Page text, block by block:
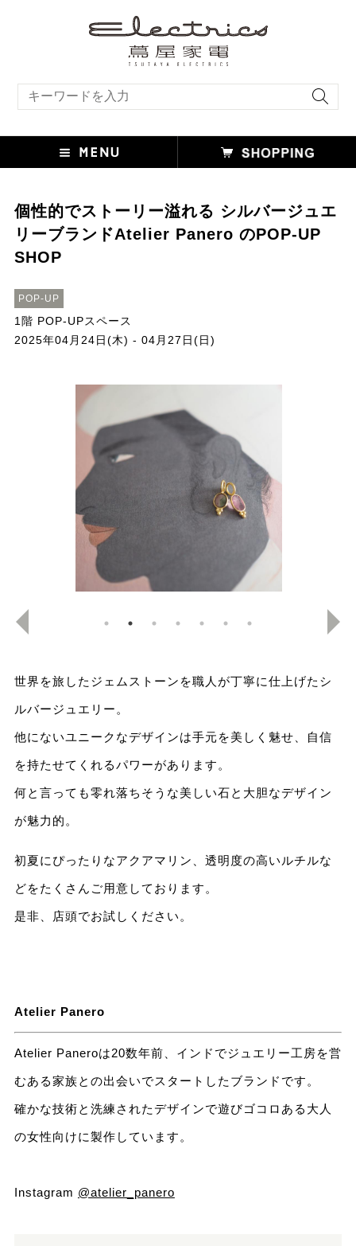
個性的でストーリー溢れる シルバージュエ
リーブランドAtelier Panero のPOP-UP
SHOP
POP-UP
1階 POP-UPスペース
2025年04月24日(木) - 04月27日(日)
世界を旅したジェムストーンを職人が丁寧に仕上げたシ
ルバージュエリー。
他にないユニークなデザインは手元を美しく魅せ、自信
を持たせてくれるパワーがあります。
何と言っても零れ落ちそうな美しい石と大胆なデザイン
が魅力的。
初夏にぴったりなアクアマリン、透明度の高いルチルな
どをたくさんご用意しております。
是非、店頭でお試しください。
Atelier Panero
Atelier Paneroは20数年前、インドでジュエリー工房を営
むある家族との出会いでスタートしたブランドです。
確かな技術と洗練されたデザインで遊びゴコロある大人
の女性向けに製作しています。
Instagram @atelier_panero